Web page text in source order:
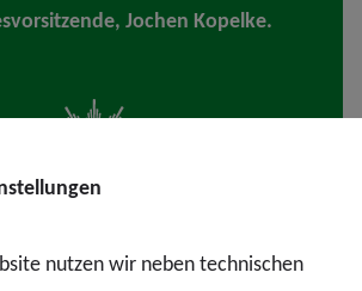
Jochen Kopelke.
friedlichen Versammlungen
nutzen wir neben technischen